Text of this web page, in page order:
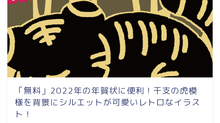
「無料」2022年の年賀状に便利！干支の虎模
様を背景にシルエットが可愛いレトロなイラス
ト！